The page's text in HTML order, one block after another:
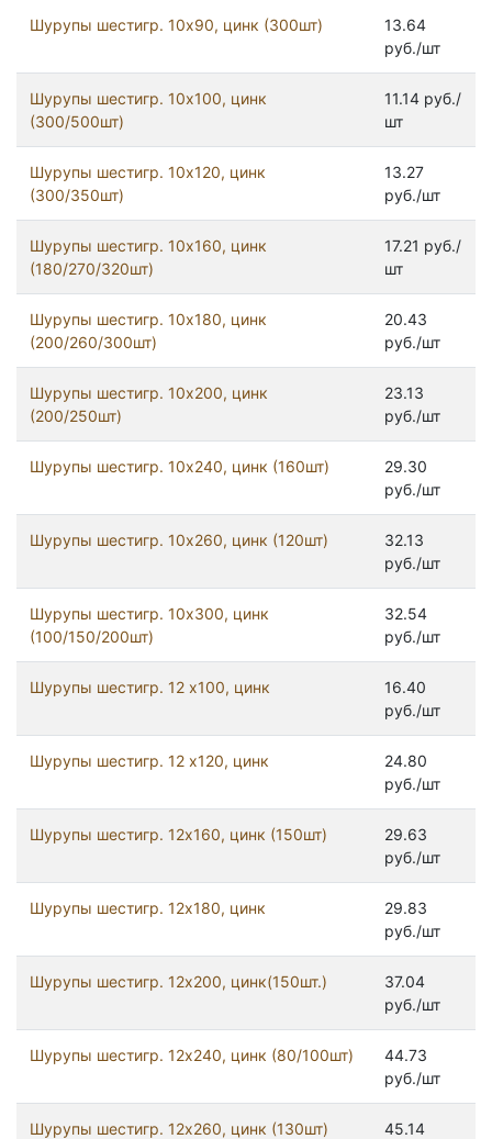
Шурупы шестигр. 10x90, цинк (300шт)
13.64
руб./шт
Шурупы шестигр. 10х100, цинк
(300/500шт)
11.14 руб./
шт
Шурупы шестигр. 10х120, цинк
(300/350шт)
13.27
руб./шт
Шурупы шестигр. 10х160, цинк
(180/270/320шт)
17.21 руб./
шт
Шурупы шестигр. 10х180, цинк
(200/260/300шт)
20.43
руб./шт
Шурупы шестигр. 10х200, цинк
(200/250шт)
23.13
руб./шт
Шурупы шестигр. 10х240, цинк (160шт)
29.30
руб./шт
Шурупы шестигр. 10х260, цинк (120шт)
32.13
руб./шт
Шурупы шестигр. 10х300, цинк
(100/150/200шт)
32.54
руб./шт
Шурупы шестигр. 12 х100, цинк
16.40
руб./шт
Шурупы шестигр. 12 х120, цинк
24.80
руб./шт
Шурупы шестигр. 12x160, цинк (150шт)
29.63
руб./шт
Шурупы шестигр. 12x180, цинк
29.83
руб./шт
Шурупы шестигр. 12x200, цинк(150шт.)
37.04
руб./шт
Шурупы шестигр. 12x240, цинк (80/100шт)
44.73
руб./шт
Шурупы шестигр. 12x260, цинк (130шт)
45.14